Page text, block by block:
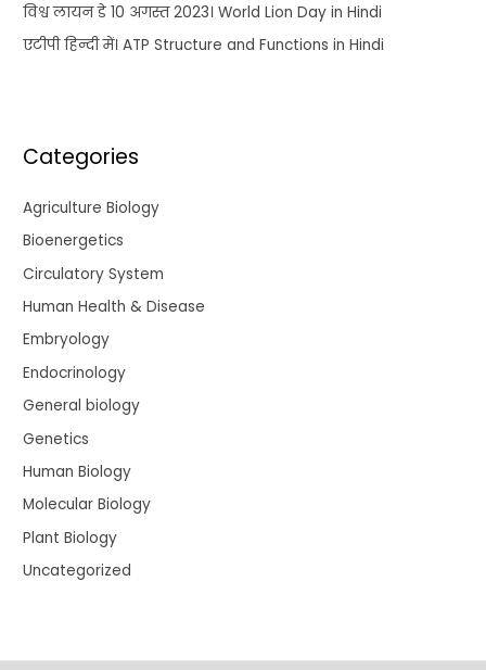
विश्व लायन डे 10 अगस्त 2023। World Lion Day in Hindi
एटीपी हिन्दी में। ATP Structure and Functions in Hindi
Categories
Agriculture Biology
Bioenergetics
Circulatory System
Human Health & Disease
Embryology
Endocrinology
General biology
Genetics
Human Biology
Molecular Biology
Plant Biology
Uncategorized